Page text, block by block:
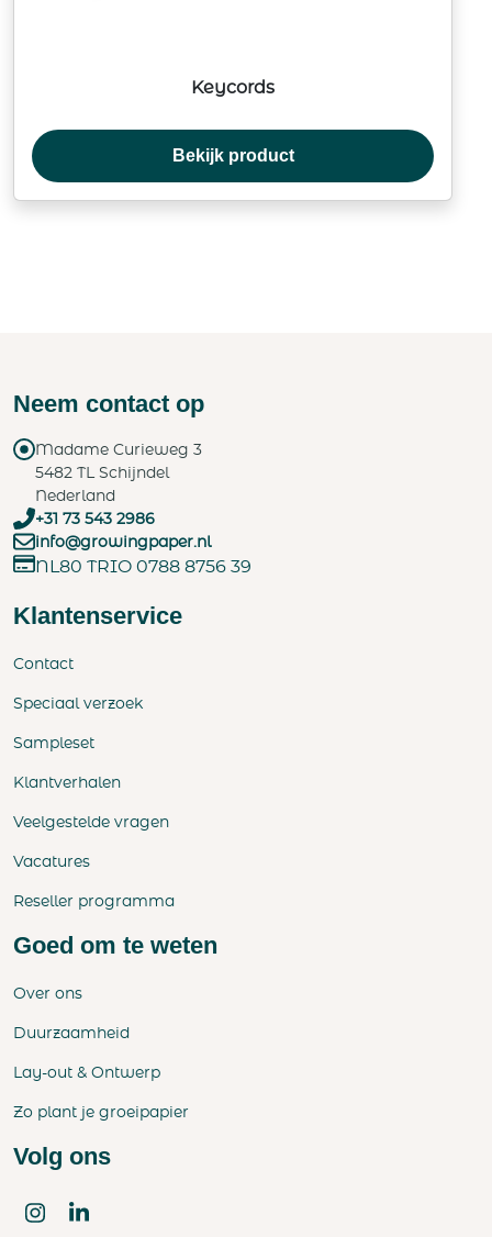
Keycords
Bekijk product
Neem contact op
Madame Curieweg 3
5482 TL Schijndel
Nederland
+31 73 543 2986
info@growingpaper.nl
NL80 TRIO 0788 8756 39
Klantenservice
Contact
Speciaal verzoek
Sampleset
Klantverhalen
Veelgestelde vragen
Vacatures
Reseller programma
Goed om te weten
Over ons
Duurzaamheid
Lay-out & Ontwerp
Zo plant je groeipapier
Volg ons